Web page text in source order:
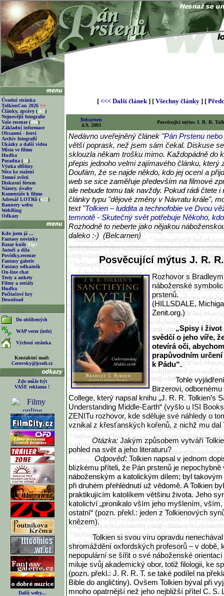
Úvodní stránka
TolkienCon 2026 >>
Články, zprávy (567)
Nejnovější fotografie
Vaše recenze (496)
Základní informace
Obsazení - herci
Archiv fotografií
Ukázky a další videa
Místa ve filmu
Hudba
Poradna (50)
Výuka elfštiny
Něco ke stažení
Temné zvěsti
Diskusní fórum
Názory, úvahy
Komentáře k filmu
Adresář LOTRů (622)
Bannery webu
WebRing
Odkazy
Kdo jsem já ...
Fantasy novinky
Bazar knih Tip!
Autoři a díla
Povídky,recenze
Fantasy galerie
Fantasy odkazník
On-line chat
Testy a ankety
Filmy a seriály
Hudba
Počítačové hry
Download
Do oblíbených
WAP verze (info)
Výchozí stránka
Kontaktní mail:
Cerovsky@jcsoft.cz
Zde může být
VAŠE reklama !
Další weby...
[ <<< Další článek] [ Všechny články ] [
Belcarnen
4.9. 2003
Posvěcující mýtus J. R. R.
Nedávno uveřejněný článek "Pán Prstenu
větší poprask, než jsem sám čekal. Diskuse
sklouzla někam trošku mimo. Každopádně do
přepis jednoho velmi zajímavého článku, který
Doufám, že se najde někdo, kdo jej ocení a
web se sice zaměřuje především na filmové
ale nebude tomu tak navždy. Pokud rádi čtete i
články typu "dějové změny v Návratu krále",
text "Tolkien – luddita a technofobie ve Dvou
temnotě - Skutečný svět potřebuje Někoho,
Rozhodně to neberte jako nějakou
daleko :-) (Belcarnen)
Posvěcující mýtus J. R.
Rozhovor s
náboženské
prstenů.
(HILLSDALE,
Zenit.org.)
„Spisy i život
svědčí o jeho víře,
otevírá oči,
prapůvodním
k Pádu“.
Tohle
Birzerovi,
College, který napsal knihu „J. R. R. Tolkien’s
Understanding Middle-Earth“ (vyšlo u ISI
ZENITu rozhovor, kde sděluje své náhledy o
vznikal z křesťanských kořenů, z nichž mu dal
Otázka:Jakým způsobem vytváří
pohled na svět a jeho literaturu?
Odpověď:Tolkien napsal v jednom
blízkému příteli, že Pán prstenů je
náboženským a katolickým dílem; byl
při druhém přehlédnutí už vědomě. A Tolkien
praktikujícím katolíkem většinu života. Jeho
katolictví „pronikalo vším jeho myšlením,
ostatní“ (pozn. překl.: jeden z Tolkienových
knězem).
Tolkien si svou víru opravdu
shromáždění oxfordských profesorů – v době,
nepopulární se šířit o své náboženské
miluje svůj akademický obor, totiž filologii, ke
(pozn. překl.: J. R. R. T. se také podílel na
Bible do angličtiny). Ovšem Tolkien býval při
mnoho opatrnější než jeho nejbližší přítel C. S.